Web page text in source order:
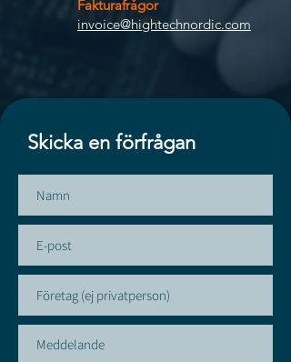
Fakturafrågor
invoice@hightechnordic.com
Skicka en förfrågan